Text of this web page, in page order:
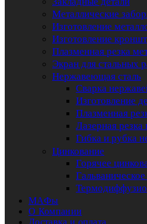
Металлические
Изготовление
Изготовление
Плазменная резка
Экран для стальных
Нержавеющая сталь
Сварка
Изготовление
Плазменная
Лазерная
Гибка и рубка
Цинкование
Горячее
МАФы
О Компании
Доставка и оплата